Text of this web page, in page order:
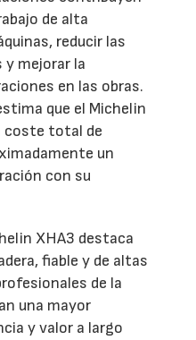
de alta
reducir las
y mejorar la
en las obras.
que el Michelin
coste total de
un
con su
XHA3 destaca
fiable y de altas
de la
una mayor
y valor a largo